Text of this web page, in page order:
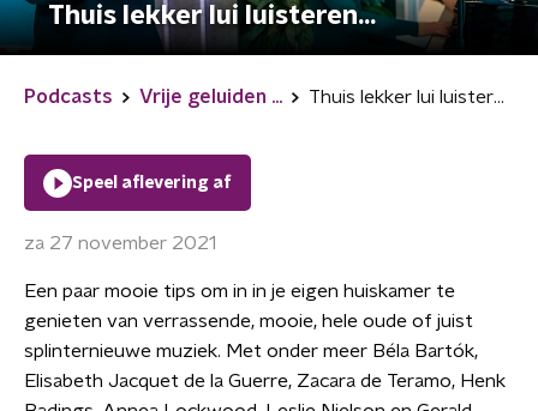
Thuis lekker lui luisteren...
Podcasts Vrije geluiden ... Thuis lekker lui luisteren...
Speel aflevering af
za 27 november 2021
Een paar mooie tips om in in je eigen huiskamer te
genieten van verrassende, mooie, hele oude of juist
splinternieuwe muziek. Met onder meer Béla Bartók,
Elisabeth Jacquet de la Guerre, Zacara de Teramo, Henk